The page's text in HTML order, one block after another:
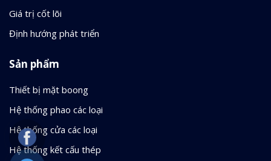
Giá trị cốt lõi
Định hướng phát triển
Sản phẩm
Thiết bị mặt boong
Hệ thống phao các loại
Hệ thống cửa các loại
Hệ thống kết cấu thép